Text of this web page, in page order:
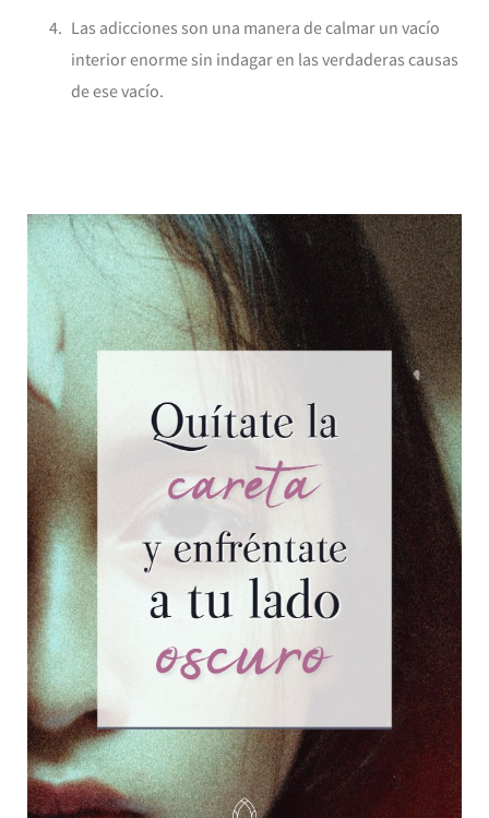
Las adicciones son una manera de calmar un vacío
interior enorme sin indagar en las verdaderas causas
de ese vacío.